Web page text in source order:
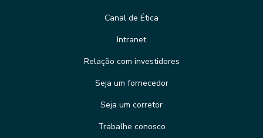
Canal de Ética
Intranet
Relação com investidores
Seja um fornecedor
Seja um corretor
Trabalhe conosco